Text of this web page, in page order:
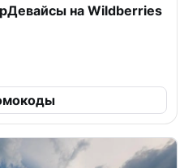
на Wildberries